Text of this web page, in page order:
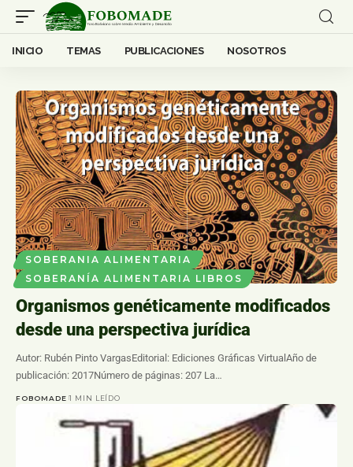
INICIO TEMAS PUBLICACIONES NOSOTROS
SOBERANIA ALIMENTARIA
SOBERANÍA ALIMENTARIA LIBROS
Organismos genéticamente modificados
desde una perspectiva jurídica
Autor: Rubén Pinto VargasEditorial: Ediciones Gráficas VirtualAño de
publicación: 2017Número de páginas: 207 La…
FOBOMADE 1 MIN LEÍDO